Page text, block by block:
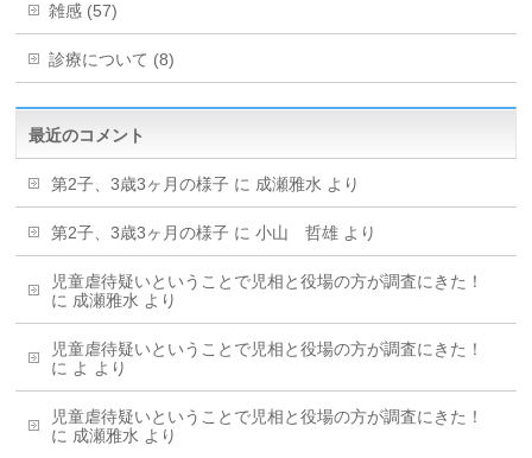
雑感 (57)
診療について (8)
最近のコメント
第2子、3歳3ヶ月の様子 に 成瀬雅水 より
第2子、3歳3ヶ月の様子 に小山 哲雄 より
児童虐待疑いということで児相と役場の方が調査にきた！
に 成瀬雅水 より
児童虐待疑いということで児相と役場の方が調査にきた！
に よ より
児童虐待疑いということで児相と役場の方が調査にきた！
に 成瀬雅水 より